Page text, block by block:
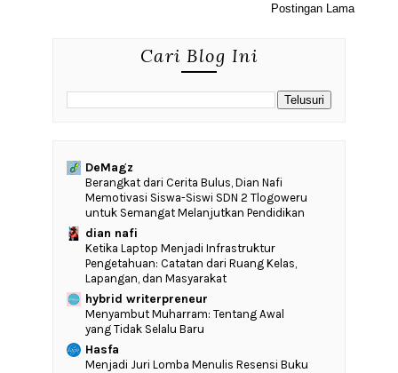
Postingan Lama
Cari Blog Ini
DeMagz
‎Berangkat dari Cerita Bulus, Dian Nafi
Memotivasi Siswa-Siswi SDN 2 Tlogoweru
untuk Semangat Melanjutkan Pendidikan
dian nafi
Ketika Laptop Menjadi Infrastruktur
Pengetahuan: Catatan dari Ruang Kelas,
Lapangan, dan Masyarakat
hybrid writerpreneur
Menyambut Muharram: Tentang Awal
yang Tidak Selalu Baru
Hasfa
Menjadi Juri Lomba Menulis Resensi Buku